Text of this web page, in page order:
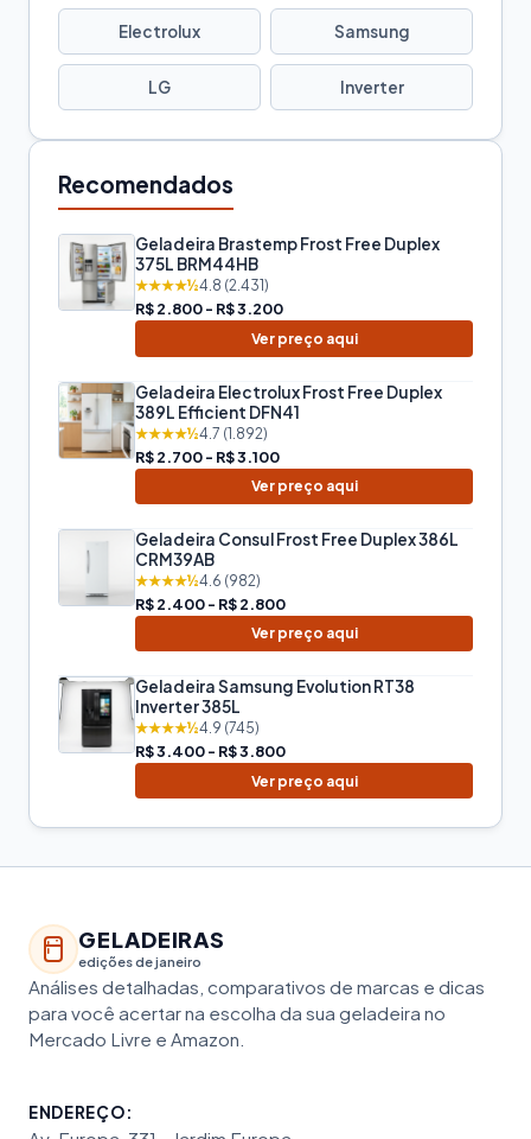
Electrolux Samsung
LG Inverter
Recomendados
Geladeira Brastemp Frost Free Duplex
375L BRM44HB
★★★★½4.8 (2.431)
R$ 2.800 - R$ 3.200
Ver preço aqui
Geladeira Electrolux Frost Free Duplex
389L Efficient DFN41
★★★★½4.7 (1.892)
R$ 2.700 - R$ 3.100
Ver preço aqui
Geladeira Consul Frost Free Duplex 386L
CRM39AB
★★★★½4.6 (982)
R$ 2.400 - R$ 2.800
Ver preço aqui
Geladeira Samsung Evolution RT38
Inverter 385L
★★★★½4.9 (745)
R$ 3.400 - R$ 3.800
Ver preço aqui
GELADEIRAS
edições de janeiro
Análises detalhadas, comparativos de marcas e dicas
para você acertar na escolha da sua geladeira no
Mercado Livre e Amazon.
ENDEREÇO: